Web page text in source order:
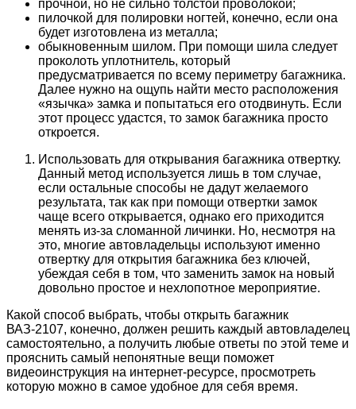
прочной, но не сильно толстой проволокой;
пилочкой для полировки ногтей, конечно, если она
будет изготовлена из металла;
обыкновенным шилом. При помощи шила следует
проколоть уплотнитель, который
предусматривается по всему периметру багажника.
Далее нужно на ощупь найти место расположения
«язычка» замка и попытаться его отодвинуть. Если
этот процесс удастся, то замок багажника просто
откроется.
Использовать для открывания багажника отвертку.
Данный метод используется лишь в том случае,
если остальные способы не дадут желаемого
результата, так как при помощи отвертки замок
чаще всего открывается, однако его приходится
менять из-за сломанной личинки. Но, несмотря на
это, многие автовладельцы используют именно
отвертку для открытия багажника без ключей,
убеждая себя в том, что заменить замок на новый
довольно простое и нехлопотное мероприятие.
Какой способ выбрать, чтобы открыть багажник
ВАЗ-2107, конечно, должен решить каждый автовладелец
самостоятельно, а получить любые ответы по этой теме и
прояснить самый непонятные вещи поможет
видеоинструкция на интернет-ресурсе, просмотреть
которую можно в самое удобное для себя время.